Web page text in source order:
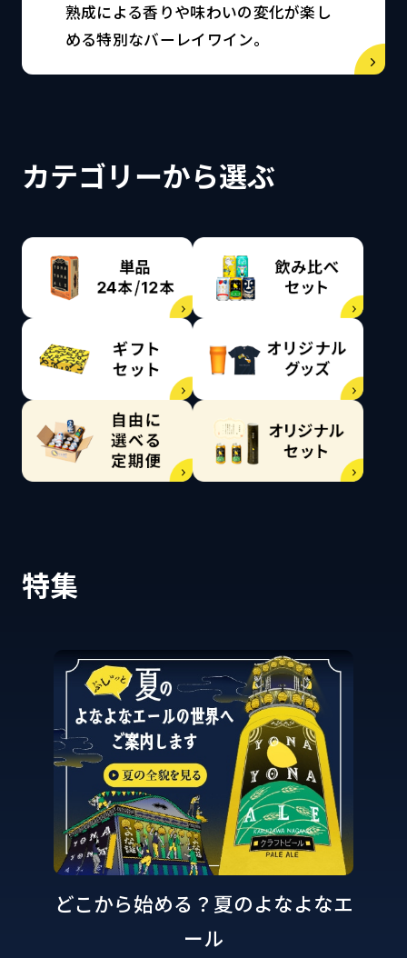
熟成による香りや味わいの変化が楽し
める特別なバーレイワイン。
カテゴリーから選ぶ
特集
どこから始める？夏のよなよなエ
ール